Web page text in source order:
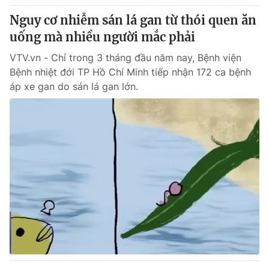
Cơ quan báo chí:Thời báo VTV
Giấy phép hoạt động báo in và báo điện tử số 483/GP-BTTTT
cấp ngày 29/12/2023
Tổng Biên tập:
Vũ Thanh Thủy
Phó Tổng Biên tập:Nguyễn Thị Mỹ Hạnh, Phạm Quốc Thắng,
Nguyễn Trọng Ninh
Tổng đài VTV:024.38 355 931 - 024.38 355 932
024.66 897 897
Liên hệ quảng cáo:
Nguy cơ nhiễm sán lá gan từ thói quen ăn
uống mà nhiều người mắc phải
VTV.vn - Chỉ trong 3 tháng đầu năm nay, Bệnh viện
Bệnh nhiệt đới TP Hồ Chí Minh tiếp nhận 172 ca bệnh
áp xe gan do sán lá gan lớn.